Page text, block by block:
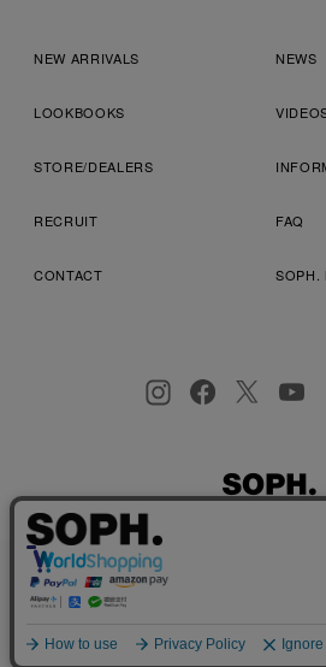
NEW ARRIVALS NEWS
LOOKBOOKS
STORE/DEALERS
RECRUIT FAQ
CONTACT SOPH.
プライバシーポリシー
店舗受取サービス
お客様により良いサービスを提供する
使用することがございます。 詳しくは
ご確認ください。
OK